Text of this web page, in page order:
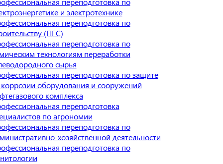
и электротехнике
переподготовка по
(ПГС)
переподготовка по
технологиям переработки
сырья
переподготовка по защите
оборудования и сооружений
комплекса
переподготовка
по агрономии
переподготовка по
хозяйственной деятельности
переподготовка по